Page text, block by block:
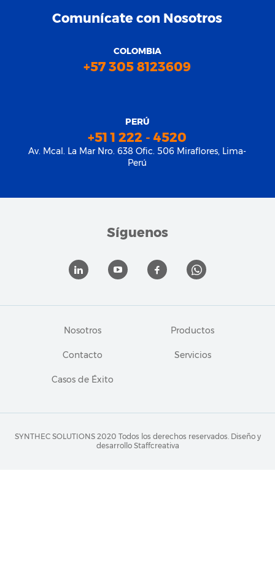
Comunícate con Nosotros
COLOMBIA
+57 305 8123609
PERÚ
+51 1 222 - 4520
Av. Mcal. La Mar Nro. 638 Ofic. 506 Miraflores, Lima-
Perú
Síguenos
Nosotros Productos
Contacto Servicios
Casos de Éxito
SYNTHEC SOLUTIONS 2020 Todos los derechos reservados. Diseño y
desarrollo Staffcreativa